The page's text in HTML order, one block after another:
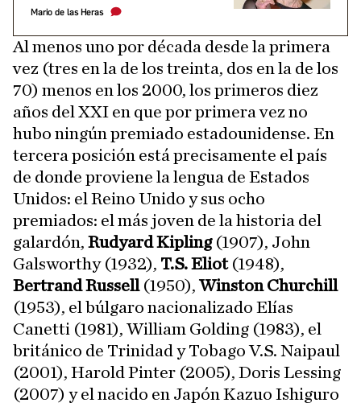
Mario de las Heras
Al menos uno por década desde la primera
vez (tres en la de los treinta, dos en la de los
70) menos en los 2000, los primeros diez
años del XXI en que por primera vez no
hubo ningún premiado estadounidense. En
tercera posición está precisamente el país
de donde proviene la lengua de Estados
Unidos: el Reino Unido y sus ocho
premiados: el más joven de la historia del
galardón, Rudyard Kipling(1907), John
Galsworthy (1932), T.S. Eliot(1948),
Bertrand Russell(1950), Winston Churchill
(1953), el búlgaro nacionalizado Elías
Canetti (1981), William Golding (1983), el
británico de Trinidad y Tobago V.S. Naipaul
(2001), Harold Pinter (2005), Doris Lessing
(2007) y el nacido en Japón Kazuo Ishiguro